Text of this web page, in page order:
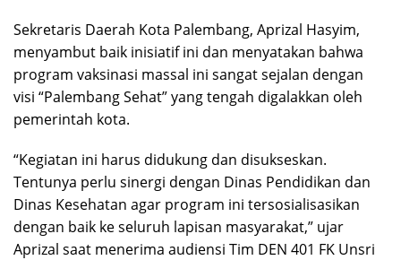
Sekretaris Daerah Kota Palembang, Aprizal Hasyim,
menyambut baik inisiatif ini dan menyatakan bahwa
program vaksinasi massal ini sangat sejalan dengan
visi “Palembang Sehat” yang tengah digalakkan oleh
pemerintah kota.
“Kegiatan ini harus didukung dan disukseskan.
Tentunya perlu sinergi dengan Dinas Pendidikan dan
Dinas Kesehatan agar program ini tersosialisasikan
dengan baik ke seluruh lapisan masyarakat,” ujar
Aprizal saat menerima audiensi Tim DEN 401 FK Unsri